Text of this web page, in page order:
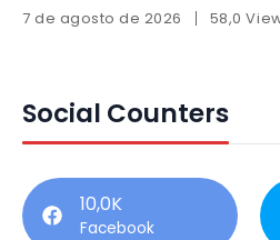
7 de agosto de 2026 58,0
Social Counters
10,0K
Facebook